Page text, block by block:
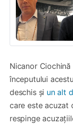
Nicanor Ciochină
începutului
deschis și un alt
care este acuzat
respinge